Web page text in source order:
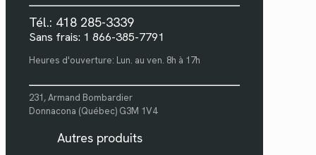
Tél.: 418 285-3339
Sans frais: 1 866-385-7791
Heures d'ouverture: Lun. au ven. 8h à 17h
231, Armand Bombardier
Donnacona (Québec) G3M 1V4
Autres produits